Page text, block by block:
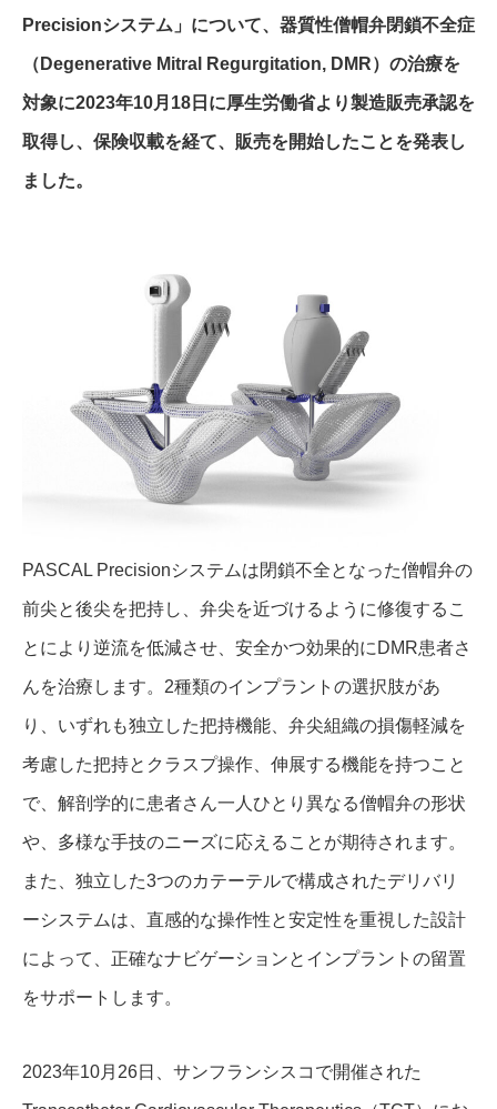
Precisionシステム」について、器質性僧帽弁閉鎖不全症
（Degenerative Mitral Regurgitation, DMR）の治療を
対象に2023年10月18日に厚生労働省より製造販売承認を
取得し、保険収載を経て、販売を開始したことを発表し
ました。
PASCAL Precisionシステムは閉鎖不全となった僧帽弁の
前尖と後尖を把持し、弁尖を近づけるように修復するこ
とにより逆流を低減させ、安全かつ効果的にDMR患者さ
んを治療します。2種類のインプラントの選択肢があ
り、いずれも独立した把持機能、弁尖組織の損傷軽減を
考慮した把持とクラスプ操作、伸展する機能を持つこと
で、解剖学的に患者さん一人ひとり異なる僧帽弁の形状
や、多様な手技のニーズに応えることが期待されます。
また、独立した3つのカテーテルで構成されたデリバリ
ーシステムは、直感的な操作性と安定性を重視した設計
によって、正確なナビゲーションとインプラントの留置
をサポートします。
2023年10月26日、サンフランシスコで開催された